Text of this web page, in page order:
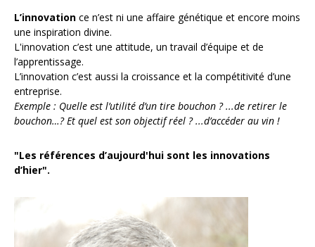
L’innovation ce n’est ni une affaire génétique et encore moins
une inspiration divine.
L'innovation c’est une attitude, un travail d’équipe et de
l’apprentissage.
L’innovation c’est aussi la croissance et la compétitivité d’une
entreprise.
Exemple : Quelle est l’utilité d’un tire bouchon ? ...de retirer le
bouchon…? Et quel est son objectif réel ? ...d’accéder au vin !
"Les références d’aujourd'hui sont les innovations
d’hier".